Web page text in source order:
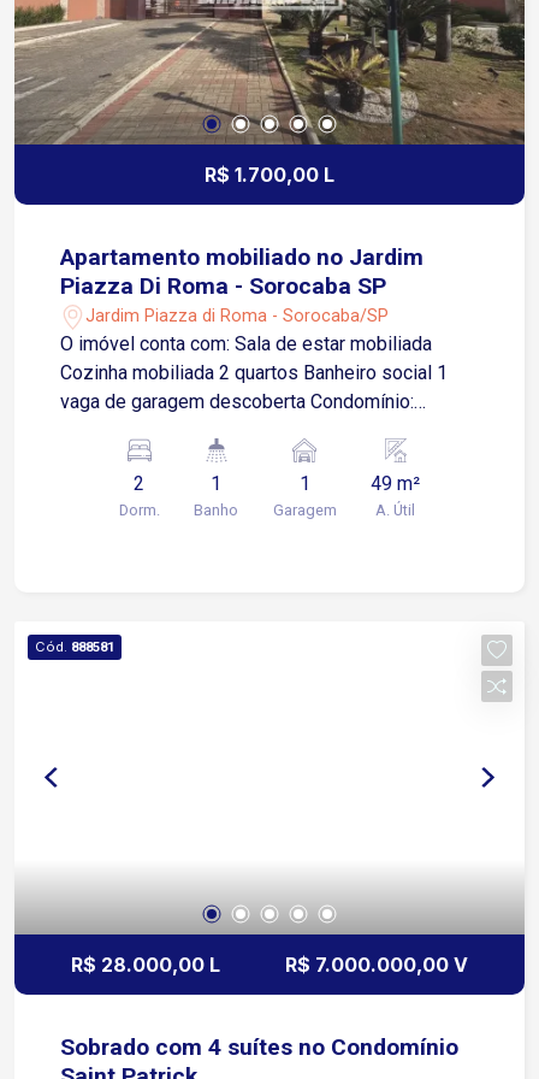
serviços Região com grande circulação de
pessoas e excelente acesso por transporte
público Localização estratégica para empresas
que buscam visibilidade, praticidade e facilidade
de deslocamento
R$ 1.700,00 L
Apartamento mobiliado no Jardim
Piazza Di Roma - Sorocaba SP
Jardim Piazza di Roma - Sorocaba/SP
O imóvel conta com: Sala de estar mobiliada
Cozinha mobiliada 2 quartos Banheiro social 1
vaga de garagem descoberta Condomínio:
Localizado no Jardim Piazza Di Roma, uma
região residencial e bem estruturada de
Sorocaba, com fácil acesso a importantes vias da
2
Dorm.
1
Banho
1
Garagem
49 m²
A. Útil
Cód. 888581
R$ 28.000,00 L R$ 7.000.000,00 V
Sobrado com 4 suítes no Condomínio